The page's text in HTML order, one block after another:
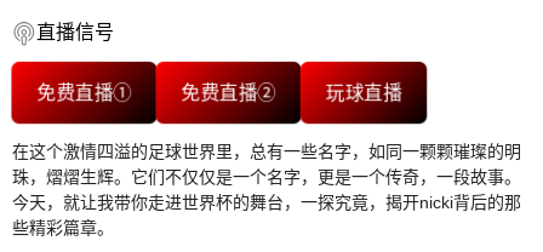
直播信号
免费直播① 免费直播② 玩球直播
在这个激情四溢的足球世界里，总有一些名字，如同一颗颗璀璨的明
珠，熠熠生辉。它们不仅仅是一个名字，更是一个传奇，一段故事。
今天，就让我带你走进世界杯的舞台，一探究竟，揭开nicki背后的那
些精彩篇章。